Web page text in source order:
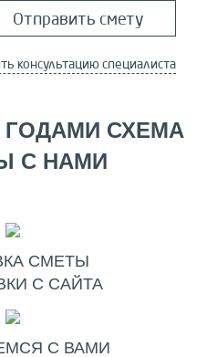
Отправить смету
консультацию специалиста
СХЕМА
С НАМИ
СМЕТЫ
С САЙТА
С ВАМИ